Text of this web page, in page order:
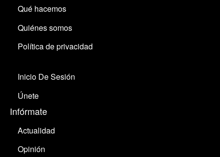
Qué hacemos
Quiénes somos
Política de privacidad
Inicio De Sesión
Únete
Infórmate
Actualidad
Opinión